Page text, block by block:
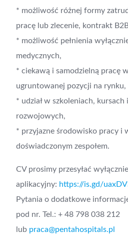
* możliwość różnej formy
pracę lub zlecenie​, kontrakt
* możliwość pełnienia
medycznych,
* ciekawą i samodzielną pracę
ugruntowanej pozycji na rynku,
* udział w szkoleniach,
rozwojowych,
* przyjazne środowisko pracy i
doświadczonym zespołem.
CV prosimy przesyłać
aplikacyjny: https://is.gd/
Pytania o dodatkowe
pod nr. Tel.: + 48 798 038 212
lub praca@pentahospitals.pl